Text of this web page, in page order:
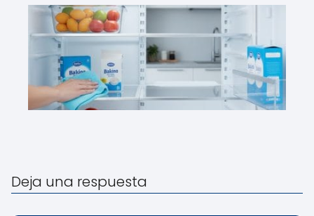
Deja una respuesta